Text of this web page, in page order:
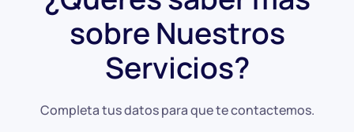
sobreNuestros
Servicios?
Completa tus datos para que te contactemos.